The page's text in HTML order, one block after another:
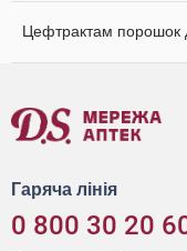
Цефтрактам порошок
Гаряча лінія
0 800 30 20